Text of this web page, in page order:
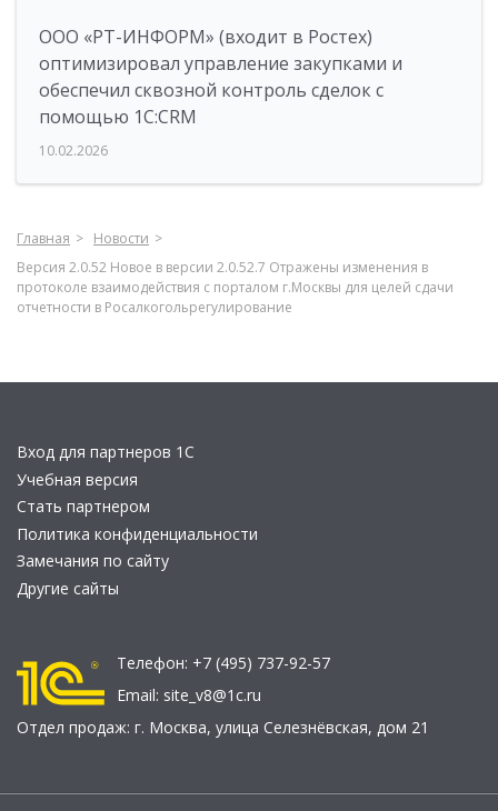
ООО «РТ-ИНФОРМ» (входит в Ростех)
оптимизировал управление закупками и
обеспечил сквозной контроль сделок с
помощью 1С:CRM
10.02.2026
Главная
Новости
Версия 2.0.52 Новое в версии 2.0.52.7 Отражены изменения в
протоколе взаимодействия с порталом г.Москвы для целей сдачи
отчетности в Росалкогольрегулирование
Вход для партнеров 1С
Учебная версия
Стать партнером
Политика конфиденциальности
Замечания по сайту
Другие сайты
Телефон: +7 (495) 737-92-57
Email: site_v8@1c.ru
Отдел продаж: г. Москва, улица Селезнёвская, дом 21